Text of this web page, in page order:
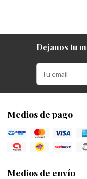
Dejanos tu
Medios de pago
Medios de envío